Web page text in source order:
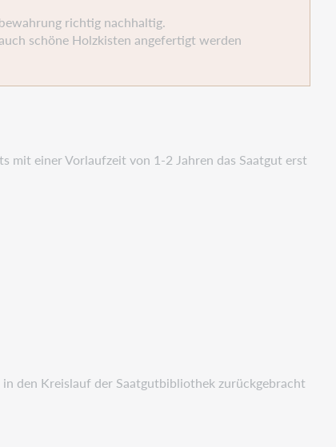
richtig nachhaltig.
schöne Holzkisten angefertigt werden
mit einer Vorlaufzeit von 1-2 Jahren das Saatgut erst
den Kreislauf der Saatgutbibliothek zurückgebracht